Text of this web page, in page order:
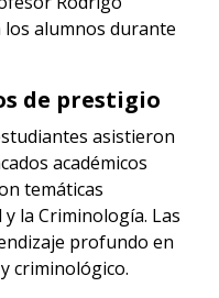
alumnos durante
de prestigio
asistieron
académicos
temáticas
la Criminología. Las
profundo en
criminológico.